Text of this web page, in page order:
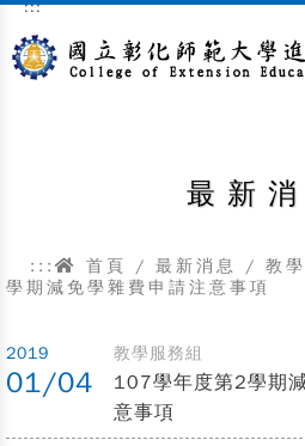
跳到主要內容區塊
:::
最新
::: 首頁 / 最新消息 / 教
學期減免學雜費申請注意事項
2019
01/04
教學服務組
107學年度第2學期
意事項